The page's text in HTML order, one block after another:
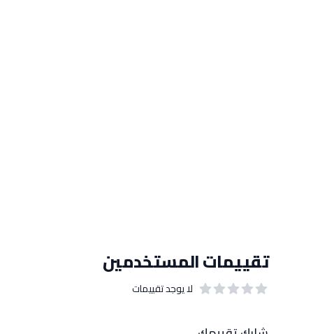
تقييمات المستخدمين
لا يوجد تقييمات